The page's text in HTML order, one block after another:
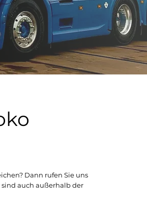
Dann rufen Sie uns
auch außerhalb der